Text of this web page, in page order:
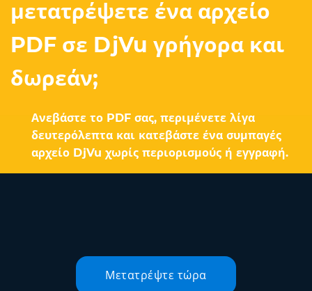
μετατρέψετε ένα αρχείο
PDF σε DjVu γρήγορα και
δωρεάν;
Ανεβάστε το PDF σας, περιμένετε λίγα
δευτερόλεπτα και κατεβάστε ένα συμπαγές
αρχείο DjVu χωρίς περιορισμούς ή εγγραφή.
Μετατρέψτε τώρα